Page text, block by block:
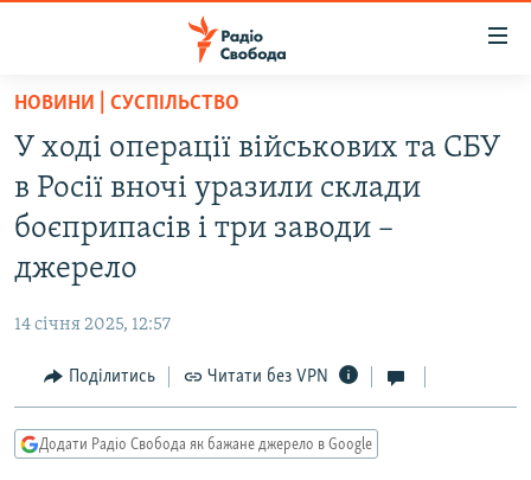
Перейти
основного
матеріалу
Перейти
до
основної
Перейти
пошуку
ВСЕ ЗА ДОБУ
СТАТТІ
КУЛЬТУРА
СПОРТ
ДОНБАС.РЕАЛІЇ
КРИМ.РЕАЛІЇ
ТИ ЯК?
НОВИНИ | СУСПІЛЬСТВО
У ході операції військових та СБУ
в Росії вночі уразили склади
боєприпасів і три заводи –
джерело
14 січня 2025, 12:57
Поділитись Читати без VPN
Додати Радіо Свобода як бажане джерело в Google